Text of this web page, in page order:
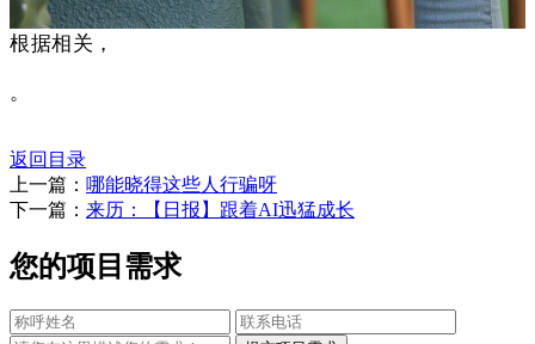
根据相关，
。
返回目录
上一篇： 哪能晓得这些人行骗呀
下一篇： 来历：【日报】跟着AI迅猛成长
您的项目需求